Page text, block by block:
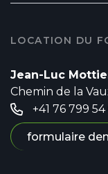
LOCATION DU
Jean-Luc
Chemin de la
+41 76 799 54
formulaire